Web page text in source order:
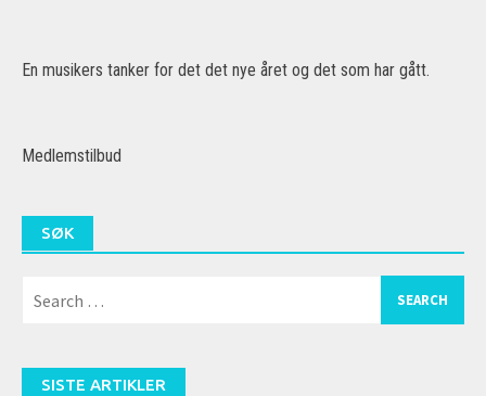
En musikers tanker for det det nye året og det som har gått.
Medlemstilbud
SØK
for:
SISTE ARTIKLER